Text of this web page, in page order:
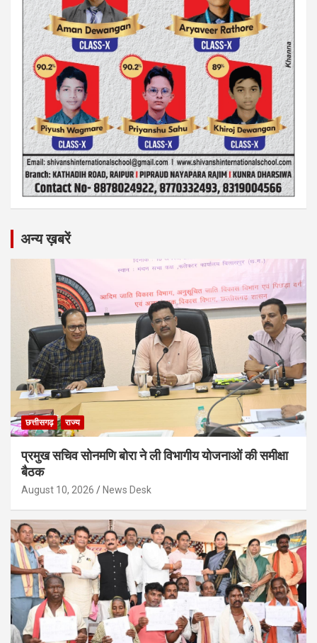
अन्य ख़बरें
छत्तीसगढ़ राज्य
प्रमुख सचिव सोनमणि बोरा ने ली विभागीय योजनाओं की समीक्षा
बैठक
August 10, 2026 News Desk